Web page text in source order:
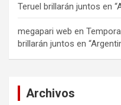
Teruel brillarán juntos en
megapari web en
brillarán juntos en
Archivos